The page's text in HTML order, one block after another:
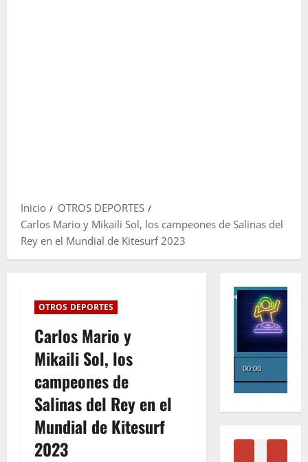
Inicio
OTROS DEPORTES
Carlos Mario y Mikaili Sol, los campeones de Salinas del
Rey en el Mundial de Kitesurf 2023
OTROS DEPORTES
Carlos Mario y
Mikaili Sol, los
campeones de
Salinas del Rey en el
Mundial de Kitesurf
2023